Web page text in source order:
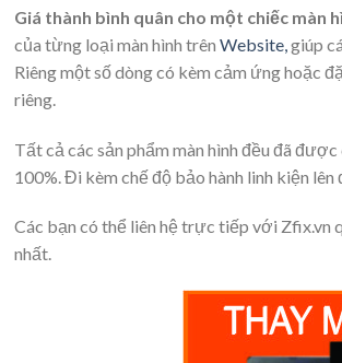
Giá thành bình quân cho một chiếc màn
của từng loại màn hình trên Website,giúp
Riêng một số dòng có kèm cảm ứng hoặc
riêng.
Tất cả các sản phẩm màn hình đều đã
100%. Đi kèm chế độ bảo hành linh kiện
Các bạn có thể liên hệ trực tiếp với Zfix.vn
nhất.